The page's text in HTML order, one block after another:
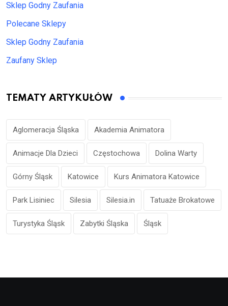
Sklep Godny Zaufania
Polecane Sklepy
Sklep Godny Zaufania
Zaufany Sklep
TEMATY ARTYKUŁÓW
Aglomeracja Śląska Akademia Animatora
Animacje Dla Dzieci Częstochowa Dolina Warty
Górny Śląsk Katowice Kurs Animatora Katowice
Park Lisiniec Silesia Silesia.in Tatuaże Brokatowe
Turystyka Śląsk Zabytki Śląska Śląsk